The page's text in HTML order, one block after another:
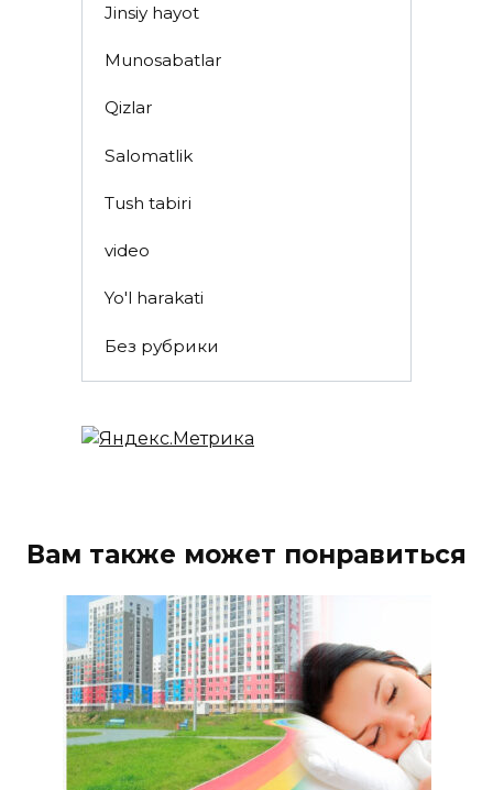
Jinsiy hayot
Munosabatlar
Qizlar
Salomatlik
Tush tabiri
video
Yo'l harakati
Без рубрики
Вам также может понравиться